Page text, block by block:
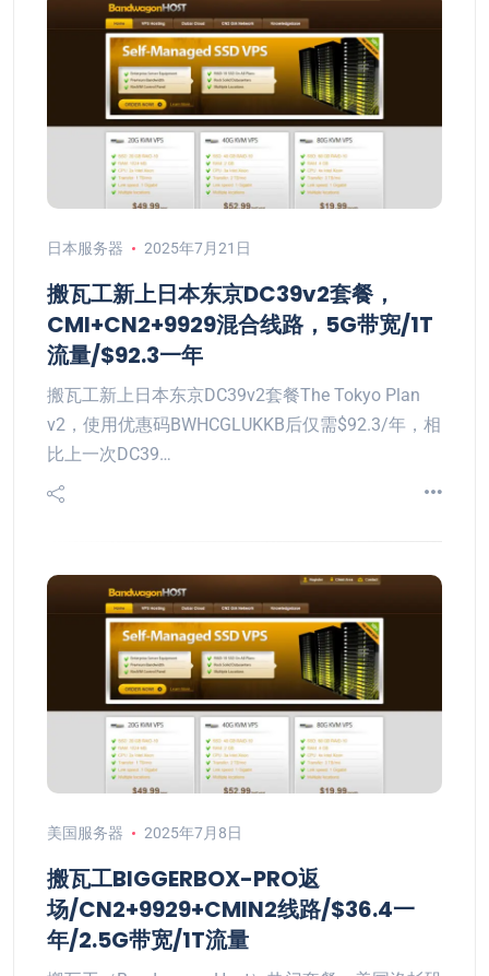
日本服务器 2025年7月21日
搬瓦工新上日本东京DC39v2套餐，
CMI+CN2+9929混合线路，5G带宽/1T
流量/$92.3一年
搬瓦工新上日本东京DC39v2套餐The Tokyo Plan
v2，使用优惠码BWHCGLUKKB后仅需$92.3/年，相
比上一次DC39…
美国服务器 2025年7月8日
搬瓦工BIGGERBOX-PRO返
场/CN2+9929+CMIN2线路/$36.4一
年/2.5G带宽/1T流量